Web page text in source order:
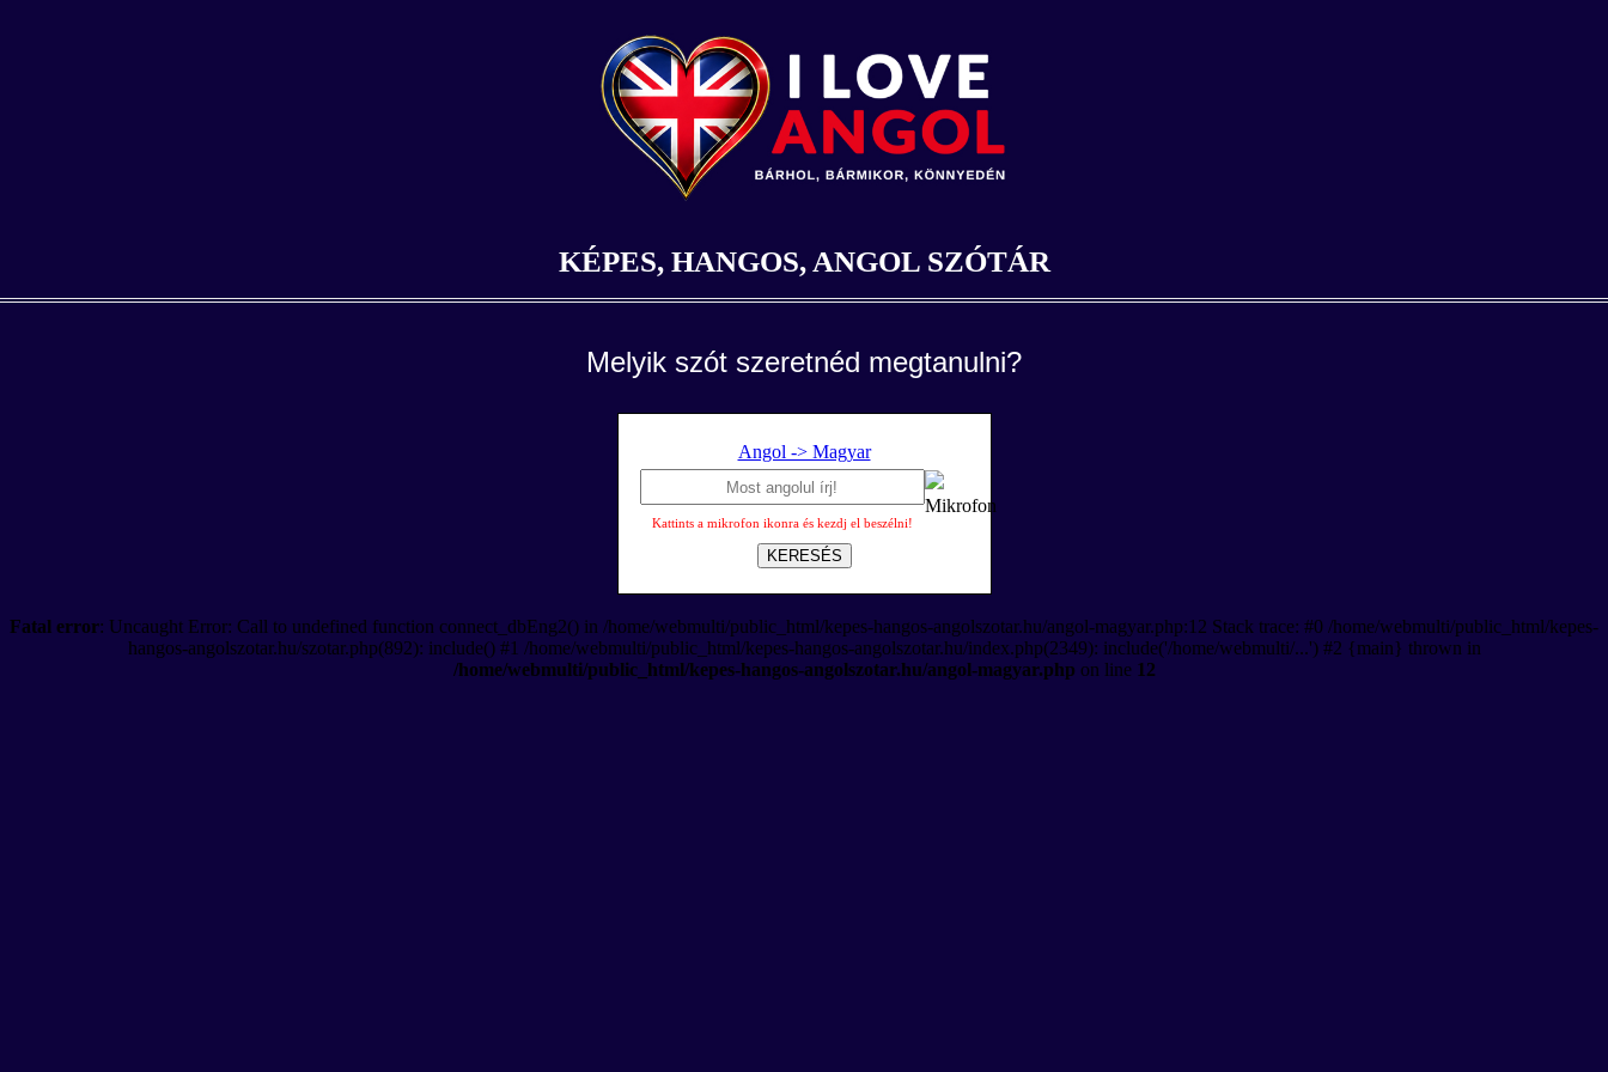
KÉPES, HANGOS, ANGOL SZÓTÁR
Melyik szót szeretnéd megtanulni?
Angol -> Magyar
Kattints a mikrofon ikonra és kezdj el beszélni!
KERESÉS
Fatal error: Uncaught Error: Call to undefined function connect_dbEng2() in /home/webmulti/public_html/kepes-hangos-angolszotar.hu/angol-magyar.php:12 Stack trace: #0 /home/webmulti/public_html/kepes-
hangos-angolszotar.hu/szotar.php(892): include() #1 /home/webmulti/public_html/kepes-hangos-angolszotar.hu/index.php(2349): include('/home/webmulti/...') #2 {main} thrown in
/home/webmulti/public_html/kepes-hangos-angolszotar.hu/angol-magyar.php on line 12